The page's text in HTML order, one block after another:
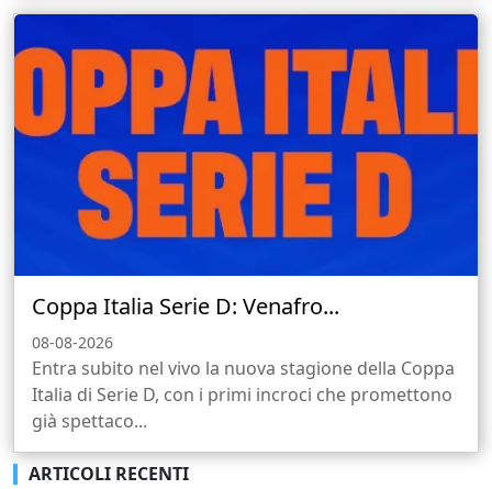
Coppa Italia Serie D: Venafro...
08-08-2026
Entra subito nel vivo la nuova stagione della Coppa
Italia di Serie D, con i primi incroci che promettono
già spettaco...
ARTICOLI RECENTI